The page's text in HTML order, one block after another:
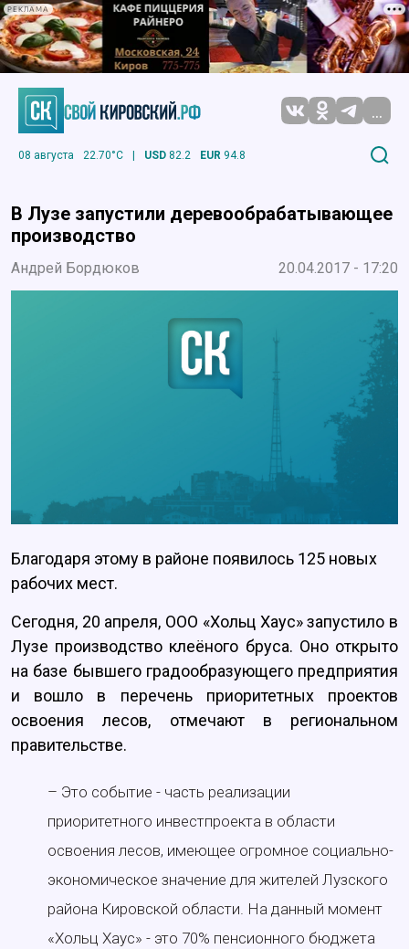
РЕКЛАМА
...
08 августа 22.70°C | USD 82.2 EUR 94.8
В Лузе запустили деревообрабатывающее
производство
Андрей Бордюков 20.04.2017 - 17:20
Благодаря этому в районе появилось 125 новых
рабочих мест.
Сегодня, 20 апреля, ООО «Хольц Хаус» запустило в
Лузе производство клеёного бруса. Оно открыто
на базе бывшего градообразующего предприятия
и вошло в перечень приоритетных проектов
освоения лесов, отмечают в региональном
правительстве.
– Это событие - часть реализации
приоритетного инвестпроекта в области
освоения лесов, имеющее огромное социально-
экономическое значение для жителей Лузского
района Кировской области. На данный момент
«Хольц Хаус» - это 70% пенсионного бюджета